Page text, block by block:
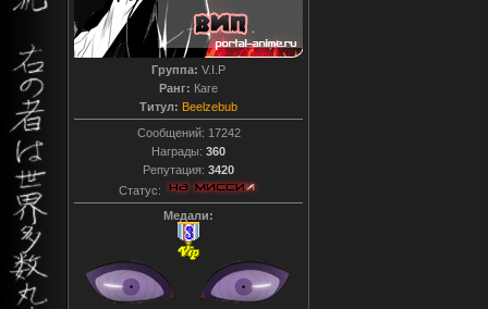
Группа: V.I.P
Ранг: Каге
Титул: Beelzebub
Сообщений: 17242
Награды: 360
Репутация: 3420
Статус:
Медали: